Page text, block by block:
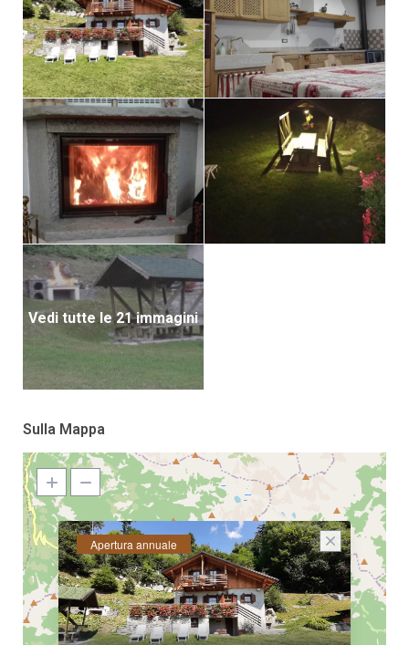
Vedi tutte le 21 immagini
Sulla Mappa
Apertura annuale